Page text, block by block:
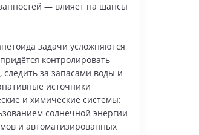
— влияет на шансы
задачи усложняются
контролировать
за запасами воды и
источники
и химические системы:
солнечной энергии
и автоматизированных